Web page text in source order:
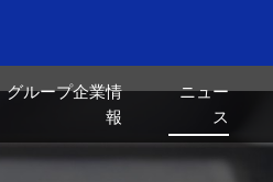
グループ企業情
報
ニュー
ス